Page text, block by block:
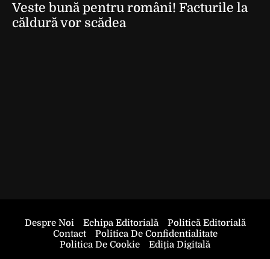
Veste bună pentru români! Facturile la
căldură vor scădea
Despre Noi Echipa Editorială
Politică Editorială
Contact
Politica De Confidentialitate
Politica De Cookie
Ediția Digitală